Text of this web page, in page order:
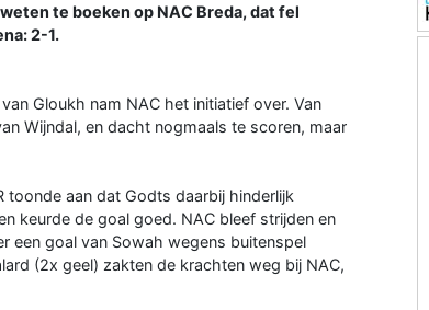
te boeken op NAC Breda, dat fel
2-1.
Gloukh nam NAC het initiatief over. Van
Wijndal, en dacht nogmaals te scoren, maar
toonde aan dat Godts daarbij hinderlijk
keurde de goal goed. NAC bleef strijden en
een goal van Sowah wegens buitenspel
(2x geel) zakten de krachten weg bij NAC,